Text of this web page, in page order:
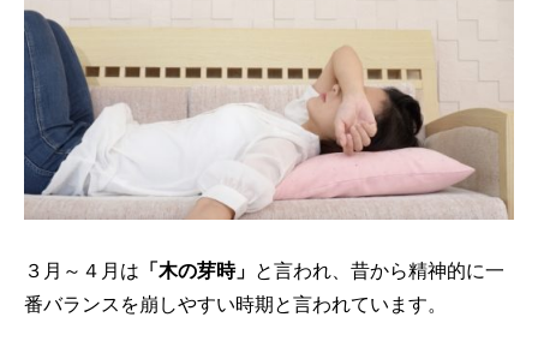
３月～４月は 「木の芽時」 と言われ、昔から精神的に一
番バランスを崩しやすい時期と言われています。